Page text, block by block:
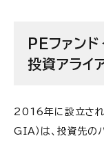
PEファン
投資アライ
2016年に設立され
GIA）は、投資先の